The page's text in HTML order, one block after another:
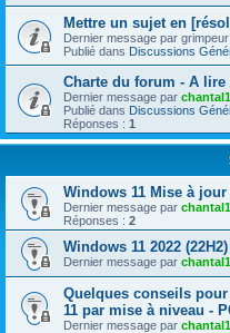
Mettre un sujet en
Dernier message par grimpeur
Publié dans Discussions
Charte du forum - A
Dernier message par
Publié dans Discussions
Réponses : 1
Windows 11 Mise à
Dernier message par
Réponses : 2
Windows 11 2022
Dernier message par
Quelques conseils
11 par mise à niveau -
Dernier message par